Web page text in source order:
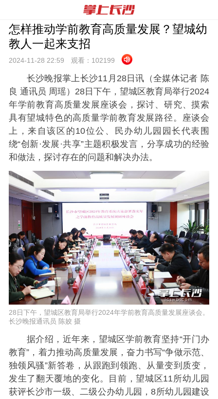
怎样推动学前教育高质量发展？望城幼
教人一起来支招
2024-11-28 22:59 观看： 102199
长沙晚报掌上长沙11月28日讯（全媒体记者 陈
良 通讯员 周瑶）28日下午，望城区教育局举行2024
年学前教育高质量发展座谈会，探讨、研究、摸索
具有望城特色的高质量学前教育发展路径。座谈会
上，来自该区的10位公、民办幼儿园园长代表围
绕“创新·发展·共享”主题积极发言，分享成功的经验
和做法，探讨存在的问题和解决办法。
28日下午，望城区教育局举行2024年学前教育高质量发展座谈会。
长沙晚报通讯员 陈姣 摄
据介绍，近年来，望城区学前教育坚持“开门办
教育”，着力推动高质量发展，奋力书写“争做示范、
独领风骚”新答卷，从跟跑到领跑、从量变到质变，
发生了翻天覆地的变化。目前，望城区11所幼儿园
获评长沙市一级、二级公办幼儿园，8所幼儿园建设